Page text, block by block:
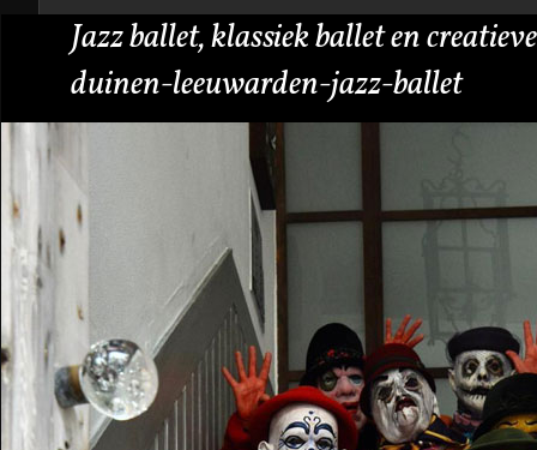
Jazz ballet, klassiek ballet en
duinen-leeuwarden-jazz-ballet